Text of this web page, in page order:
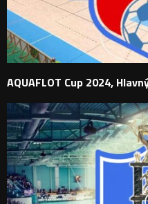
AQUAFLOT Cup 2024,